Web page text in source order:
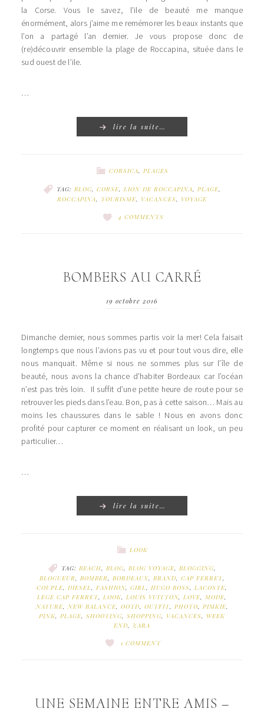
la Corse. Vous le savez, l’ile de beauté me manque
énormément, alors j’aime me remémorer les beaux instants que
l’on a partagé l’an dernier. Je vous propose donc de
(re)découvrir ensemble la plage de Roccapina, située dans le
sud ouest de l’ile.
…
lire la suite…
CORSICA, PLAGES
TAG: BLOG, CORSE, LION DE ROCCAPINA, PLAGE,
ROCCAPINA, TOURISME, VACANCES, VOYAGE
4 COMMENTS
BOMBERS AU CARRÉ
19 octobre 2016
Dimanche dernier, nous sommes partis voir la mer! Cela faisait
longtemps que nous l’avions pas vu et pour tout vous dire, elle
nous manquait. Même si nous ne sommes plus sur l’île de
beauté, nous avons la chance d’habiter Bordeaux car l’océan
n’est pas très loin. Il suffit d’une petite heure de route pour se
retrouver les pieds dans l’eau. Bon, pas à cette saison… Mais au
moins les chaussures dans le sable ! Nous en avons donc
profité pour capturer ce moment en réalisant un look, un peu
particulier…
…
lire la suite…
LOOK
TAG: BEACH, BLOG, BLOG VOYAGE, BLOGGING,
BLOGUEUR, BOMBER, BORDEAUX, BRAND, CAP FERRET,
COUPLE, DIESEL, FASHION, GIRL, HUGO BOSS, LACOSTE,
LEGE CAP FERRET, LOOK, LOUIS VUITTON, LOVE, MODE,
NATURE,NEW BALANCE, OOTD, OUTFIT, PHOTO, PIMKIE,
PINK, PLAGE, SHOOTING, SHOPPING, VACANCES, WEEK
END,ZARA
1 COMMENT
UNE SEMAINE ENTRE AMIS –